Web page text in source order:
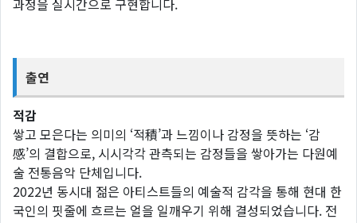
과정을 실시간으로 구현합니다.
출연
적감
쌓고 모은다는 의미의 ‘적積’과 느낌이나 감정을 뜻하는 ‘감
感’의 결합으로, 시시각각 관측되는 감정들을 쌓아가는 다원예
술 전통음악 단체입니다.
2022년 동시대 젊은 아티스트들의 예술적 감각을 통해 현대 한
국인의 핏줄에 흐르는 얼을 일깨우기 위해 결성되었습니다. 전